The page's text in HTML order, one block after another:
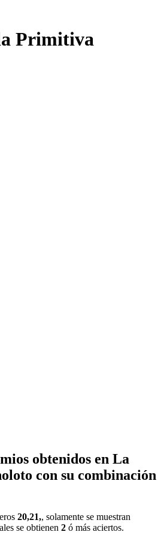
Primitiva
obtenidos en La
con su combinación
20,21,, solamente se muestran
se obtienen 2 ó más aciertos.